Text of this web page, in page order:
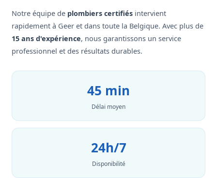
Notre équipe de plombiers certifiés intervient
rapidement à Geer et dans toute la Belgique. Avec plus de
15 ans d'expérience, nous garantissons un service
professionnel et des résultats durables.
45 min
Délai moyen
24h/7
Disponibilité